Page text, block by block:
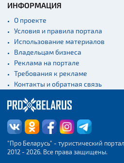
ИНФОРМАЦИЯ
О проекте
Условия и правила портала
Использование материалов
Владельцам бизнеса
Реклама на портале
Требования к рекламе
Контакты и обратная связь
"Про Беларусь" - туристический
2012 - 2026. Все права защищены.